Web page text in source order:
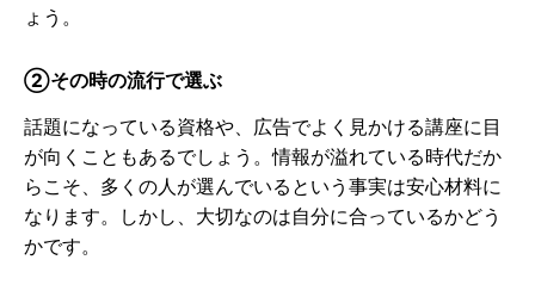
ょう。
②その時の流行で選ぶ
話題になっている資格や、広告でよく見かける講座に目
が向くこともあるでしょう。情報が溢れている時代だか
らこそ、多くの人が選んでいるという事実は安心材料に
なります。しかし、大切なのは自分に合っているかどう
かです。